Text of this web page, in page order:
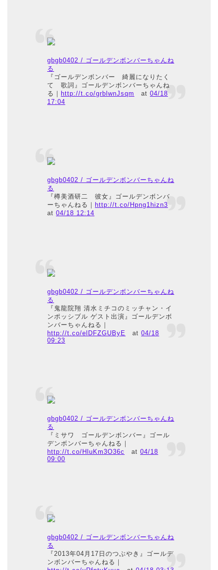
gbgb0402 / ゴールデンボンバーちゃんね
る
『ゴールデンボンバー 綺麗になりたく
て 歌詞』ゴールデンボンバーちゃんね
る｜ http://t.co/grblwnJsqm at04/18
17:04
gbgb0402 / ゴールデンボンバーちゃんね
る
『樽美酒研二 彼女』ゴールデンボンバ
ーちゃんねる｜ http://t.co/Hpng1hizn3
at04/18 12:14
gbgb0402 / ゴールデンボンバーちゃんね
る
『鬼龍院翔 清水ミチコのミッチャン・イ
ンポッシブル ゲスト出演』ゴールデンボ
ンバーちゃんねる｜
http://t.co/elDFZGUByE
at04/18
09:23
gbgb0402 / ゴールデンボンバーちゃんね
る
『ミサワ ゴールデンボンバー』ゴール
デンボンバーちゃんねる｜
http://t.co/HluKm3O36c
at04/18
09:00
gbgb0402 / ゴールデンボンバーちゃんね
る
『2013年04月17日のつぶやき』ゴールデ
ンボンバーちゃんねる｜